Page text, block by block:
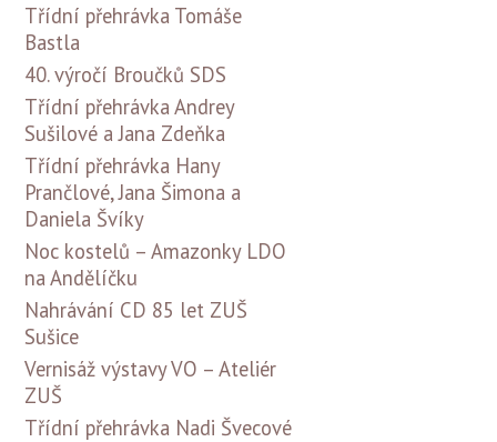
Třídní přehrávka Tomáše
Bastla
40. výročí Broučků SDS
Třídní přehrávka Andrey
Sušilové a Jana Zdeňka
Třídní přehrávka Hany
Prančlové, Jana Šimona a
Daniela Švíky
Noc kostelů – Amazonky LDO
na Andělíčku
Nahrávání CD 85 let ZUŠ
Sušice
Vernisáž výstavy VO – Ateliér
ZUŠ
Třídní přehrávka Nadi Švecové